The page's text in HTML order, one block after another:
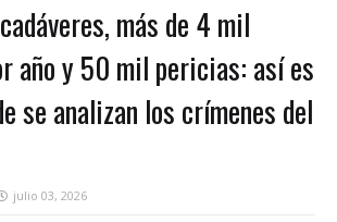
más de 4 mil
año y 50 mil pericias: así es
se analizan los crímenes del
julio 03, 2026